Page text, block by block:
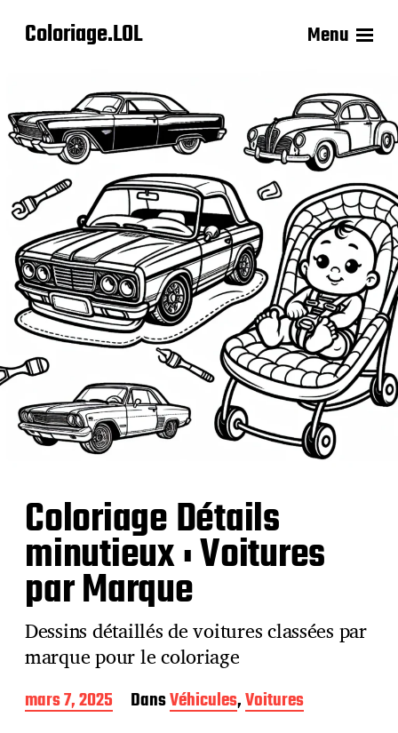
Coloriage.LOL Menu
Coloriage Détails
minutieux : Voitures
par Marque
Dessins détaillés de voitures classées par
marque pour le coloriage
D
a
mars 7, 2025 DansVéhicules,Voitures